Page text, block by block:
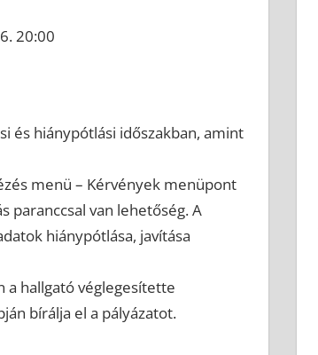
20:00
és hiánypótlási időszakban, amint
menü – Kérvények menüpont
paranccsal van lehetőség. A
hiánypótlása, javítása
a hallgató véglegesítette
bírálja el a pályázatot.